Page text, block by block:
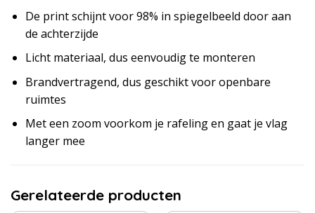
De print schijnt voor 98% in spiegelbeeld door aan
de achterzijde
Licht materiaal, dus eenvoudig te monteren
Brandvertragend, dus geschikt voor openbare
ruimtes
Met een zoom voorkom je rafeling en gaat je vlag
langer mee
Gerelateerde producten